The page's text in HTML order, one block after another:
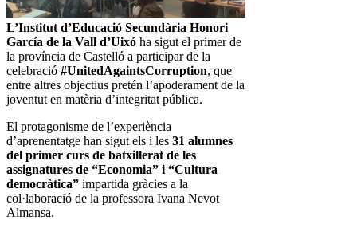
L’Institut d’Educació Secundària Honori
García de la Vall d’Uixó ha sigut el primer de
la província de Castelló a participar de la
celebració #UnitedAgaintsCorruption, que
entre altres objectius pretén l’apoderament de la
joventut en matèria d’integritat pública.
El protagonisme de l’experiència
d’aprenentatge han sigut els i les 31 alumnes
del primer curs de batxillerat de les
assignatures de “Economia” i “Cultura
democràtica” impartida gràcies a la
col·laboració de la professora Ivana Nevot
Almansa.